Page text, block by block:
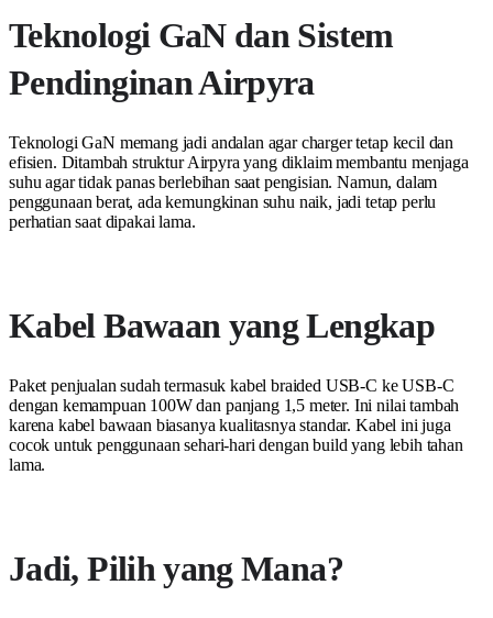
Teknologi GaN dan Sistem
Pendinginan Airpyra
Teknologi GaN memang jadi andalan agar charger tetap kecil dan
efisien. Ditambah struktur Airpyra yang diklaim membantu menjaga
suhu agar tidak panas berlebihan saat pengisian. Namun, dalam
penggunaan berat, ada kemungkinan suhu naik, jadi tetap perlu
perhatian saat dipakai lama.
Kabel Bawaan yang Lengkap
Paket penjualan sudah termasuk kabel braided USB-C ke USB-C
dengan kemampuan 100W dan panjang 1,5 meter. Ini nilai tambah
karena kabel bawaan biasanya kualitasnya standar. Kabel ini juga
cocok untuk penggunaan sehari-hari dengan build yang lebih tahan
lama.
Jadi, Pilih yang Mana?